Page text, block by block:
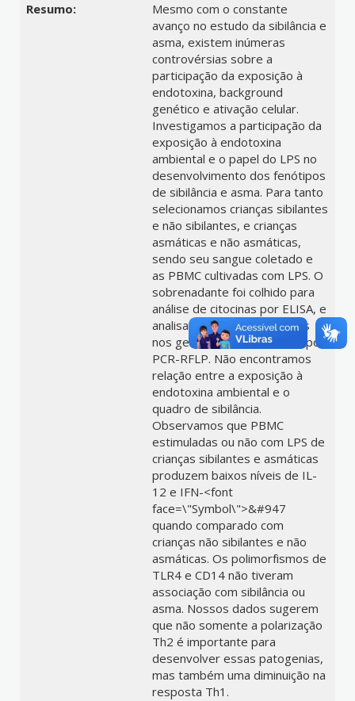
Resumo:
Mesmo com o constante
avanço no estudo da sibilância e
asma, existem inúmeras
controvérsias sobre a
participação da exposição à
endotoxina, background
genético e ativação celular.
Investigamos a participação da
exposição à endotoxina
ambiental e o papel do LPS no
desenvolvimento dos fenótipos
de sibilância e asma. Para tanto
selecionamos crianças sibilantes
e não sibilantes, e crianças
asmáticas e não asmáticas,
sendo seu sangue coletado e
as PBMC cultivadas com LPS. O
sobrenadante foi colhido para
análise de citocinas por ELISA, e
analisamos os polimorfismos
nos genes de CD14 e TLR4 por
PCR-RFLP. Não encontramos
relação entre a exposição à
endotoxina ambiental e o
quadro de sibilância.
Observamos que PBMC
estimuladas ou não com LPS de
crianças sibilantes e asmáticas
produzem baixos níveis de IL-
12 e IFN-<font
face=\"Symbol\">&#947
quando comparado com
crianças não sibilantes e não
asmáticas. Os polimorfismos de
TLR4 e CD14 não tiveram
associação com sibilância ou
asma. Nossos dados sugerem
que não somente a polarização
Th2 é importante para
desenvolver essas patogenias,
mas também uma diminuição na
resposta Th1.